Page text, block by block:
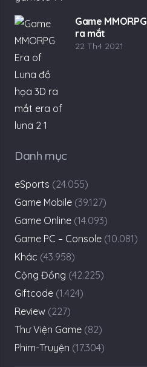
Game
ra mắt
22 Th4 2021
Danh mục
eSports (24.055)
Game Mobile (39.127)
Game Online (14.093)
Game PC – Console (10.081)
Khác (43.958)
Cộng Đồng (42.225)
Giftcode (1.424)
Review (227)
Thư Viện Game (82)
Phim-Truyện (17.304)